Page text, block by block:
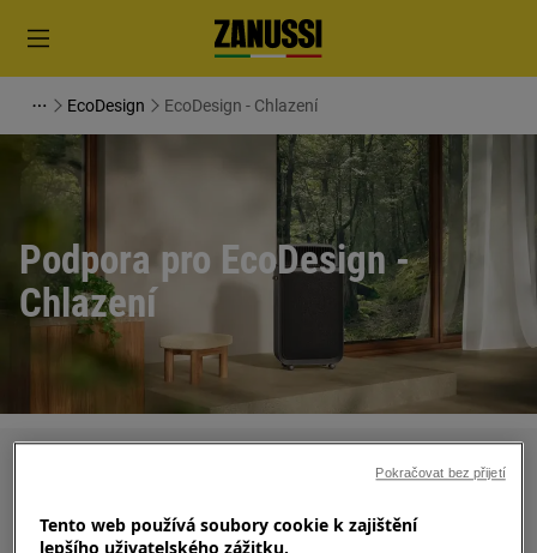
EcoDesign EcoDesign - Chlazení
Podpora pro EcoDesign -
Chlazení
Hledejte v našich podporných článcích
Tento web používá soubory cookie k zajištění
lepšího uživatelského zážitku.
Pokračovat bez přijetí